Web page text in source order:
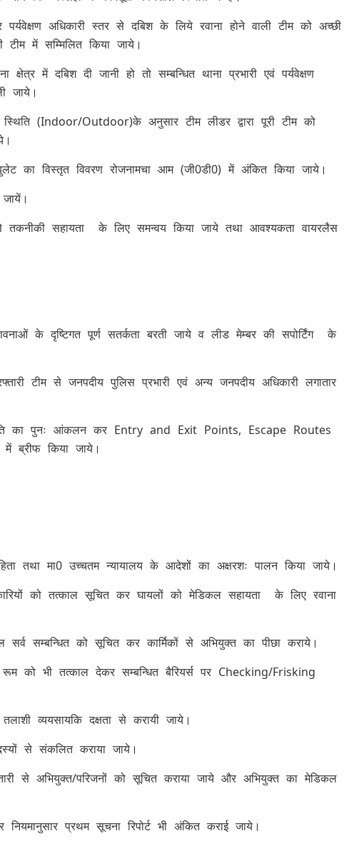
अधिकारी स्तर से दबिश के लिये रवाना होने वाली टीम को अच्छी
में सम्मिलित किया जाये।
में दबिश दी जानी हो तो सम्बन्धित थाना प्रभारी एवं पर्यवेक्षण
जाये।
(Indoor/Outdoor)के अनुसार टीम लीडर द्वारा पूरी टीम को
का विस्तृत विवरण रोजनामचा आम (जी0डी0) में अंकित किया जाये।
सहायता के लिए समन्वय किया जाये तथा आवश्यकता वायरलैस
के दृष्टिगत पूर्ण सतर्कता बरती जाये व लीड मेम्बर की सपोर्टिंग के
टीम से जनपदीय पुलिस प्रभारी एवं अन्य जनपदीय अधिकारी लगातार
का पुनः आंकलन कर Entry and Exit Points, Escape Routes
ब्रीफ किया जाये।
तथा मा0 उच्चतम न्यायालय के आदेशों का अक्षरशः पालन किया जाये।
को तत्काल सूचित कर घायलों को मेडिकल सहायता के लिए रवाना
सम्बन्धित को सूचित कर कार्मिकों से अभियुक्त का पीछा कराये।
को भी तत्काल देकर सम्बन्धित बैरियर्स पर Checking/Frisking
व्ययसायकि दक्षता से करायी जाये।
से संकलित कराया जाये।
से अभियुक्त/परिजनों को सूचित कराया जाये और अभियुक्त का मेडिकल
प्रथम सूचना रिपोर्ट भी अंकित कराई जाये।